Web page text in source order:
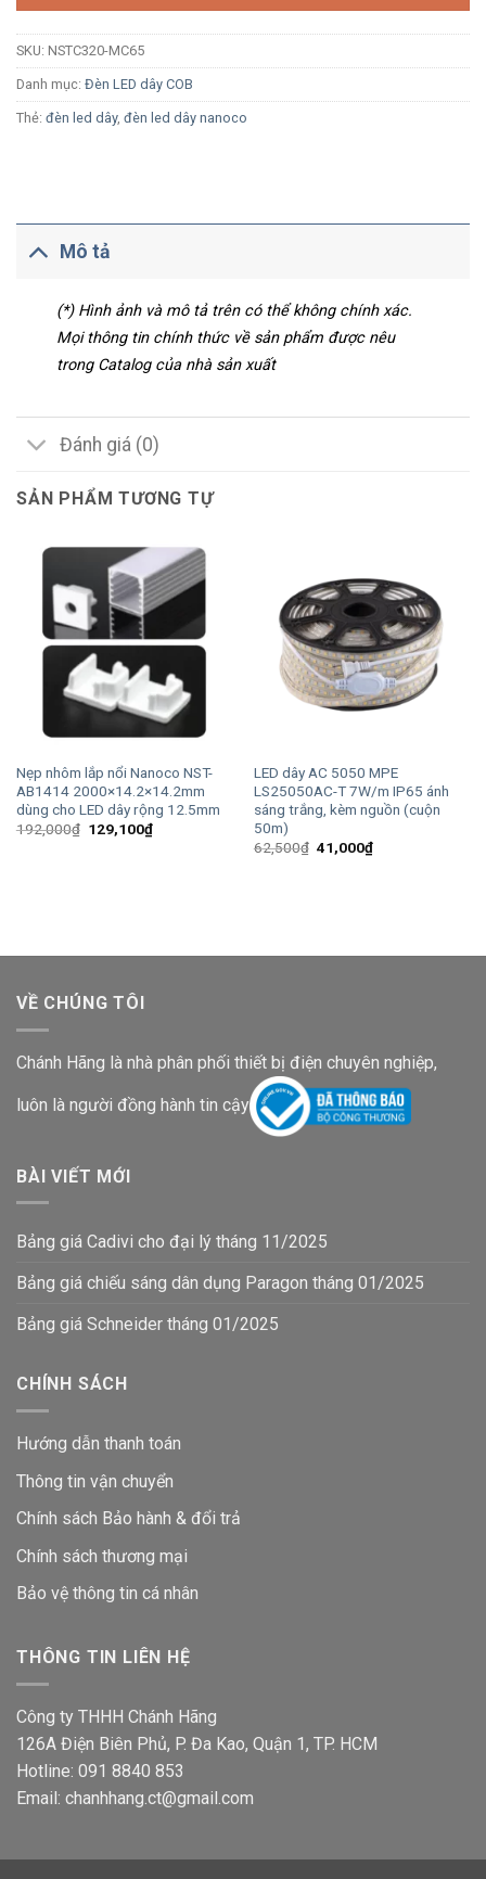
SKU: NSTC320-MC65
Danh mục: Đèn LED dây COB
Thẻ: đèn led dây, đèn led dây nanoco
Mô tả
(*) Hình ảnh và mô tả trên có thể không chính xác.
Mọi thông tin chính thức về sản phẩm được nêu
trong Catalog của nhà sản xuất
Đánh giá (0)
SẢN PHẨM TƯƠNG TỰ
Nẹp nhôm lắp nổi Nanoco NST-
AB1414 2000×14.2×14.2mm
dùng cho LED dây rộng 12.5mm
192,000₫ Giá
129,100₫Giá
hiện
LED dây AC 5050 MPE
LS25050AC-T 7W/m IP65 ánh
sáng trắng, kèm nguồn (cuộn
50m)
62,500₫ Giá
gốc
41,000₫Giá
hiện
VỀ CHÚNG TÔI
Chánh Hãng là nhà phân phối thiết bị điện chuyên nghiệp,
luôn là người đồng hành tin cậy
BÀI VIẾT MỚI
Bảng giá Cadivi cho đại lý tháng 11/2025
Bảng giá chiếu sáng dân dụng Paragon tháng 01/2025
Bảng giá Schneider tháng 01/2025
CHÍNH SÁCH
Hướng dẫn thanh toán
Thông tin vận chuyển
Chính sách Bảo hành & đổi trả
Chính sách thương mại
Bảo vệ thông tin cá nhân
THÔNG TIN LIÊN HỆ
Công ty THHH Chánh Hãng
126A Điện Biên Phủ, P. Đa Kao, Quận 1, TP. HCM
Hotline: 091 8840 853
Email: chanhhang.ct@gmail.com